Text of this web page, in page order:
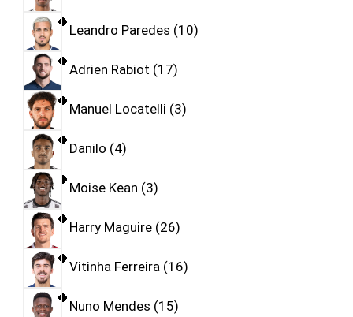
Leandro Paredes 10
Adrien Rabiot 17
Manuel Locatelli 3
Danilo 4
Moise Kean 3
Harry Maguire 26
Vitinha Ferreira 16
Nuno Mendes 15